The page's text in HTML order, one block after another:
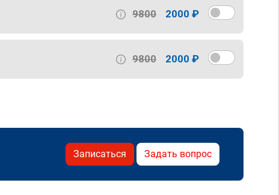
9800 2000 ₽
9800 2000 ₽
Записаться Задать вопрос